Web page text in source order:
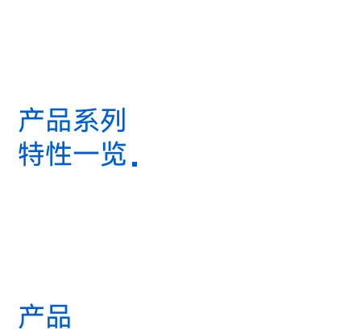
产品系列
特性一览
产品